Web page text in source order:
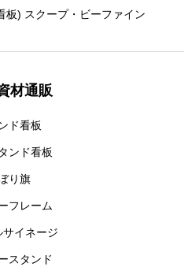
板) スクープ・ビーファイン
材通販
ド看板
ンド看板
り旗
フレーム
イネージ
スタンド